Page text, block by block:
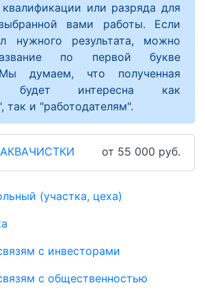
или разряда для
вами работы. Если
нужного результата, можно
по первой букве
думаем, что полученная
будет интересна как
так и "работодателям".
от 55 000 руб.
(участка, цеха)
с инвесторами
с общественностью